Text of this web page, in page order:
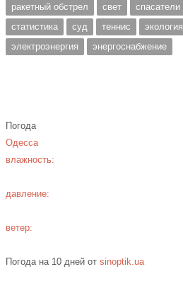
ракетный обстрел
свет спасатели
статистика
суд теннис
экология
электроэнергия
энергоснабжение
Погода
Одесса
влажность:
давление:
ветер:
Погода на 10 дней отsinoptik.ua